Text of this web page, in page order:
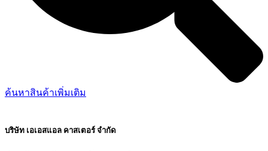
ค้นหาสินค้าเพิ่มเติม
บริษัท เอเอสแอล คาสเตอร์ จำกัด